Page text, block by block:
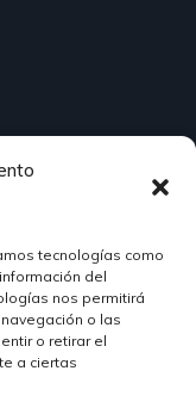
tecnologías como
del
nos permitirá
o las
o retirar el
a ciertas